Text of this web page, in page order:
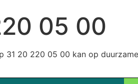
05 00
31 20 220 05 00 kan op